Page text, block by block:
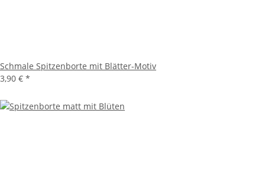
Schmale Spitzenborte mit Blätter-Motiv
3,90 € *